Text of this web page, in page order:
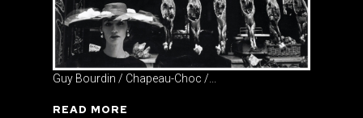
Guy Bourdin / Chapeau-Choc /...
READ MORE